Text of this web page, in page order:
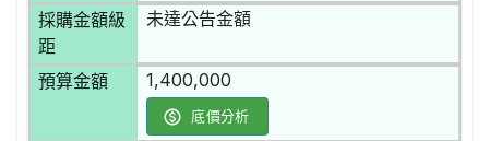
採購金額級
距
未達公告金額
預算金額 1,400,000
底價分析